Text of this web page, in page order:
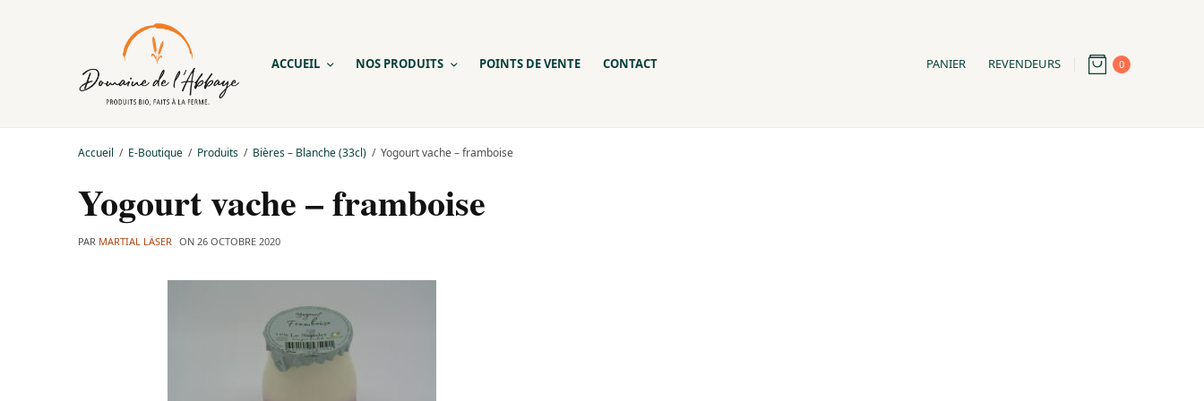
ACCUEIL NOS PRODUITS POINTS DE VENTE CONTACT PANIER REVENDEURS 0
Accueil E-Boutique Produits Bières – Blanche (33cl) Yogourt vache – framboise
Yogourt vache – framboise
PAR MARTIAL LÄSER ON 26 OCTOBRE 2020